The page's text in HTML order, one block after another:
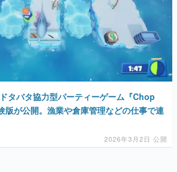
タバタ協力型パーティーゲーム『Chop
が公開。漁業や倉庫管理などの仕事で連
2026年3月2日 公開